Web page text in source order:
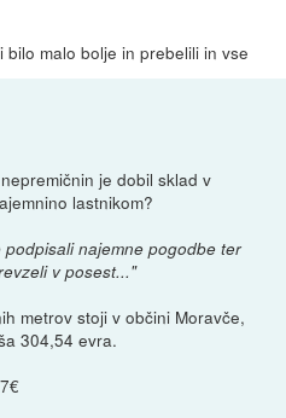
malo bolje in prebelili in vse
je dobil sklad v
lastnikom?
podpisali najemne pogodbe ter
v posest..."
metrov stoji v občini Moravče,
304,54 evra.